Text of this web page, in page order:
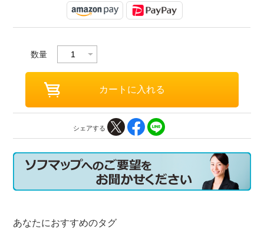
数量
シェアする
あなたにおすすめのタグ